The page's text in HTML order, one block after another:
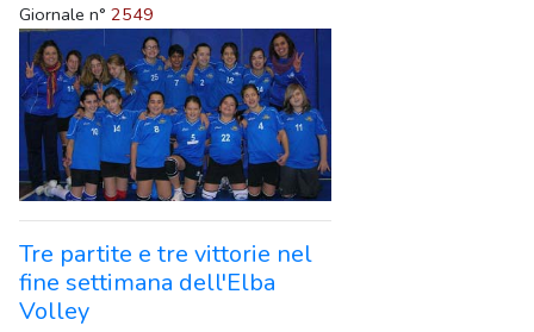
Giornale n° 2549
Tre partite e tre vittorie nel
fine settimana dell'Elba
Volley